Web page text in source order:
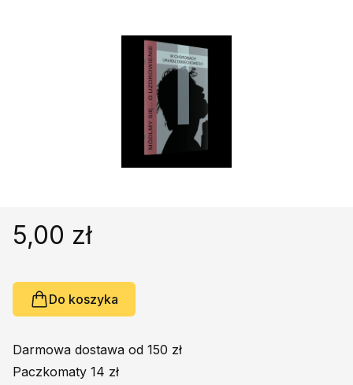
Promocja
5,00 zł
Do koszyka
Darmowa dostawa od 150 zł
Paczkomaty 14 zł